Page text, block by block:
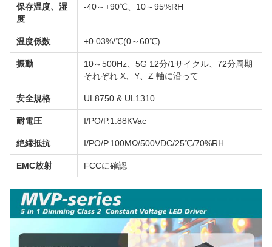
保存温度、湿
度
-40～+90℃、10～95%RH
温度係数 ±0.03%/℃(0～60℃)
振動
10～500Hz、5G 12分/1サイクル、72分周期
それぞれ X、Y、Z 軸に沿って
安全規格 UL8750 & UL1310
耐電圧 I/PO/P.1.88KVac
絶縁抵抗 I/PO/P.100MΩ/500VDC/25℃/70%RH
EMC放射 FCCに確認